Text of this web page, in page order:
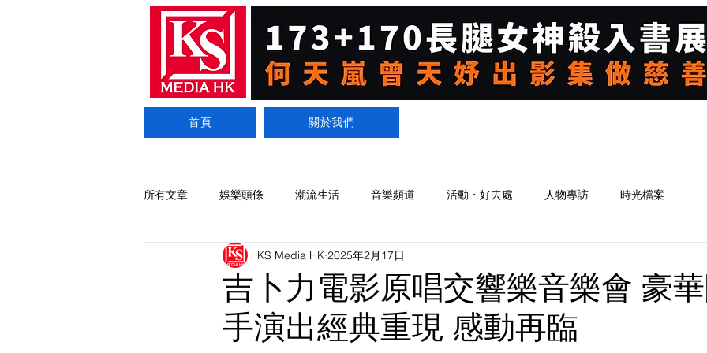
首頁 關於我們
所有文章 娛樂頭條 潮流生活 音樂頻道 活動・好去處 人物專訪 時光檔案
吉卜力電影原唱交響樂音樂會 豪
手演出經典重現 感動再臨
KS Media HK 2025年2月17日